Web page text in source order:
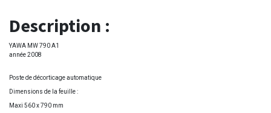
Description :
YAWA MW 790 A1
année 2008
Poste de décorticage automatique
Dimensions de la feuille :
Maxi 560 x 790 mm